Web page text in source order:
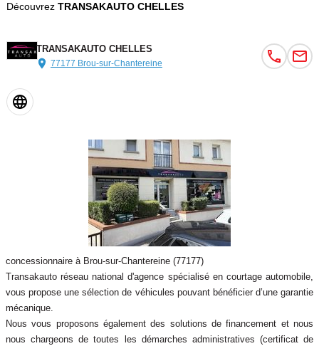
Découvrez TRANSAKAUTO CHELLES
TRANSAKAUTO CHELLES
77177 Brou-sur-Chantereine
concessionnaire à Brou-sur-Chantereine (77177)
Transakauto réseau national d'agence spécialisé en courtage automobile,
vous propose une sélection de véhicules pouvant bénéficier d’une garantie
mécanique.
Nous vous proposons également des solutions de financement et nous
nous chargeons de toutes les démarches administratives (certificat de